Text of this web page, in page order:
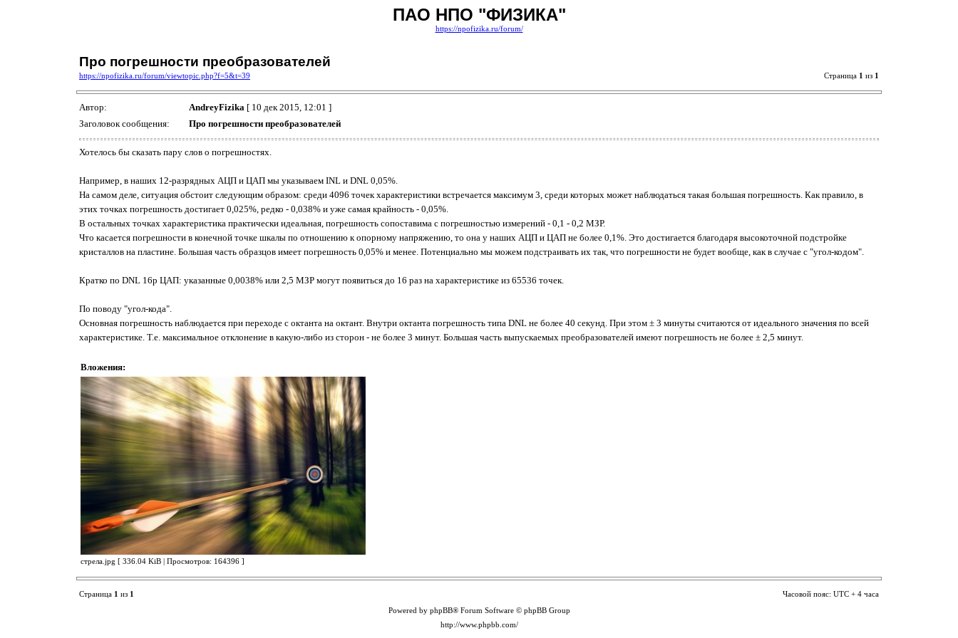
ПАО НПО "ФИЗИКА"
https://npofizika.ru/forum/
Про погрешности преобразователей
https://npofizika.ru/forum/viewtopic.php?f=5&t=39 Страница 1 из 1
Автор: AndreyFizika [ 10 дек 2015, 12:01 ]
Заголовок сообщения:
Про погрешности преобразователей
Хотелось бы сказать пару слов о погрешностях.
Например, в наших 12-разрядных АЦП и ЦАП мы указываем INL и DNL 0,05%.
На самом деле, ситуация обстоит следующим образом: среди 4096 точек характеристики встречается максимум 3, среди которых может наблюдаться такая большая погрешность. Как правило, в
этих точках погрешность достигает 0,025%, редко - 0,038% и уже самая крайность - 0,05%.
В остальных точках характеристика практически идеальная, погрешность сопоставима с погрешностью измерений - 0,1 - 0,2 МЗР.
Что касается погрешности в конечной точке шкалы по отношению к опорному напряжению, то она у наших АЦП и ЦАП не более 0,1%. Это достигается благодаря высокоточной подстройке
кристаллов на пластине. Большая часть образцов имеет погрешность 0,05% и менее. Потенциально мы можем подстраивать их так, что погрешности не будет вообще, как в случае с "угол-кодом".
Кратко по DNL 16р ЦАП: указанные 0,0038% или 2,5 МЗР могут появиться до 16 раз на характеристике из 65536 точек.
По поводу "угол-кода".
Основная погрешность наблюдается при переходе с октанта на октант. Внутри октанта погрешность типа DNL не более 40 секунд. При этом ± 3 минуты считаются от идеального значения по всей
характеристике. Т.е. максимальное отклонение в какую-либо из сторон - не более 3 минут. Большая часть выпускаемых преобразователей имеют погрешность не более ± 2,5 минут.
Вложения:
стрела.jpg [ 336.04 KiB | Просмотров: 164396 ]
Страница 1 из 1 Часовой пояс: UTC + 4 часа
Powered by phpBB® Forum Software © phpBB Group
http://www.phpbb.com/